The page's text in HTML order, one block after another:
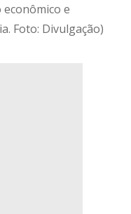
e
Foto: Divulgação)